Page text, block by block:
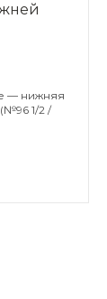
— нижняя
1/2 /